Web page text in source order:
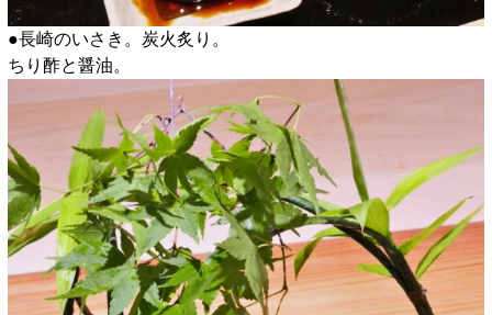
●長崎のいさき。炭火炙り。
ちり酢と醤油。